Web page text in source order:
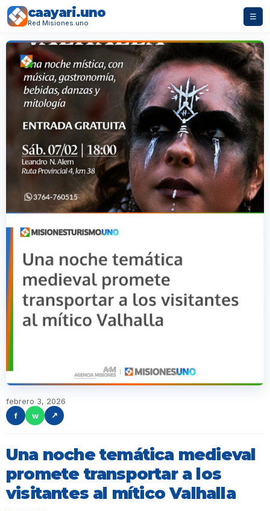
caayari.uno
Red Misiones.uno
☰
febrero 3, 2026
f
w ↗
Una noche temática medieval
promete transportar a los
visitantes al mítico Valhalla